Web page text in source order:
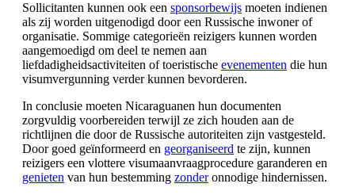
Sollicitanten kunnen ook een sponsorbewijs moeten indienen
als zij worden uitgenodigd door een Russische inwoner of
organisatie. Sommige categorieën reizigers kunnen worden
aangemoedigd om deel te nemen aan
liefdadigheidsactiviteiten of toeristische evenementen die hun
visumvergunning verder kunnen bevorderen.
In conclusie moeten Nicaraguanen hun documenten
zorgvuldig voorbereiden terwijl ze zich houden aan de
richtlijnen die door de Russische autoriteiten zijn vastgesteld.
Door goed geïnformeerd en georganiseerd te zijn, kunnen
reizigers een vlottere visumaanvraagprocedure garanderen en
genieten van hun bestemming zonderonnodige hindernissen.